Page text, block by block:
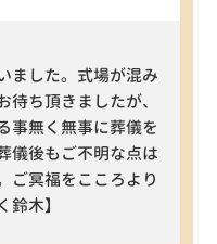
ました。式場が混み
ち頂きましたが、
事無く無事に葬儀を
儀後もご不明な点は
ご冥福をこころより
木】